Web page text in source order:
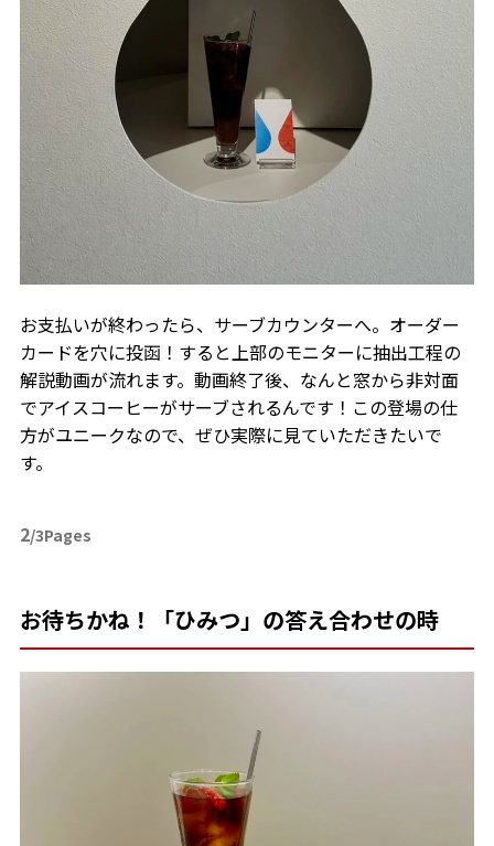
お支払いが終わったら、サーブカウンターへ。オーダー
カードを穴に投函！すると上部のモニターに抽出工程の
解説動画が流れます。動画終了後、なんと窓から非対面
でアイスコーヒーがサーブされるんです！この登場の仕
方がユニークなので、ぜひ実際に見ていただきたいで
す。
2/3Pages
お待ちかね！「ひみつ」の答え合わせの時